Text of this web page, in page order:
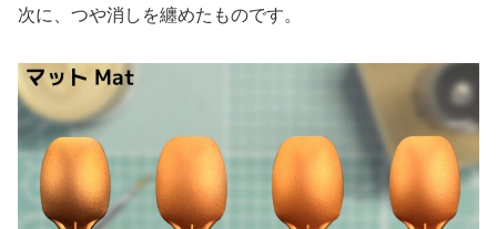
次に、つや消しを纏めたものです。